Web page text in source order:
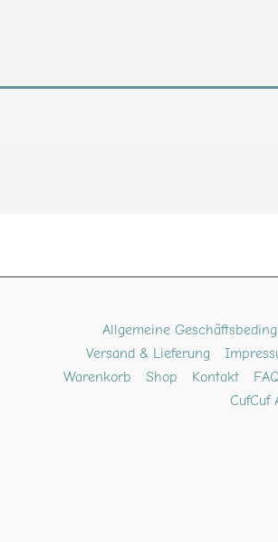
Allgemeine
Versand & Lieferung
Warenkorb
Shop Kontakt
CufCuf